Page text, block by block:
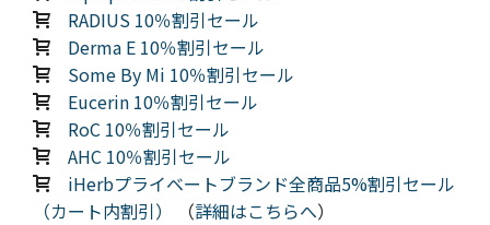
RADIUS 10％割引セール
Derma E 10％割引セール
Some By Mi 10％割引セール
Eucerin 10％割引セール
RoC 10％割引セール
AHC 10％割引セール
iHerbプライベートブランド全商品5%割引セール
（カート内割引）
（詳細はこちらへ）